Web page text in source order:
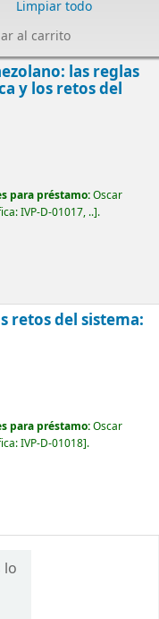
Limpiar todo
al carrito
las reglas
y los retos del
para préstamo:Oscar
IVP-D-01017, .. .
retos del sistema:
para préstamo:Oscar
IVP-D-01018 .
lo